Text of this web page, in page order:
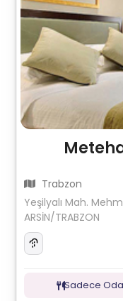
Trabzon
Yeşilyalı Mah.
ARSİN/TRABZON
Sadece Oda